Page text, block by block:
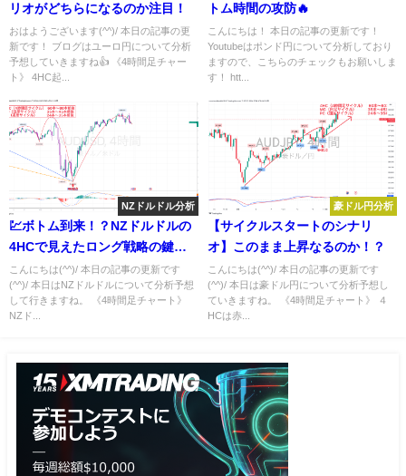
リオがどちらになるのか注目！
おはようございます(^^)/ 本日の記事の更
新です！ ブログはユーロ円について分析
予想していきますね👍 《4時間足チャー
ト》 4HC起...
トム時間の攻防🔥
こんにちは！ 本日の記事の更新です！
Youtubeはポンド円について分析しており
ますので、こちらのチェックもお願いしま
す！ htt...
NZドルドル分析
💹ボトム到来！？NZドルドルの
4HCで見えたロング戦略の鍵と
は？
こんにちは(^^)/ 本日の記事の更新です
(^^)/ 本日はNZドルドルについて分析予想
して行きますね。 《4時間足チャート》
NZド...
豪ドル円分析
【サイクルスタートのシナリ
オ】このまま上昇なるのか！？
こんにちは(^^)/ 本日の記事の更新です
(^^)/ 本日は豪ドル円について分析予想し
ていきますね。 《4時間足チャート》 ４
HCは赤...